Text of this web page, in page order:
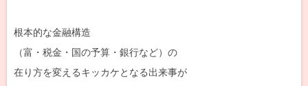
根本的な金融構造
（富・税金・国の予算・銀行など）の
在り方を変えるキッカケとなる出来事が